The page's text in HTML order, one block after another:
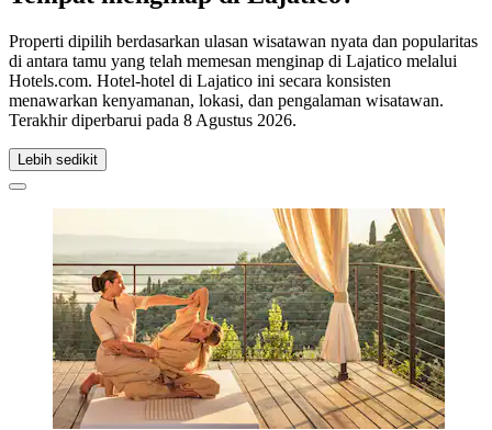
Properti dipilih berdasarkan ulasan wisatawan nyata dan popularitas
di antara tamu yang telah memesan menginap di Lajatico melalui
Hotels.com. Hotel-hotel di Lajatico ini secara konsisten
menawarkan kenyamanan, lokasi, dan pengalaman wisatawan.
Terakhir diperbarui pada 8 Agustus 2026.
Lebih sedikit